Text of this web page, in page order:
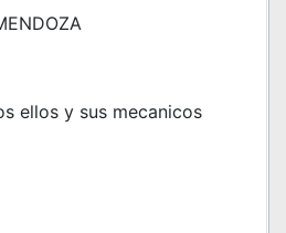
ellos y sus mecanicos